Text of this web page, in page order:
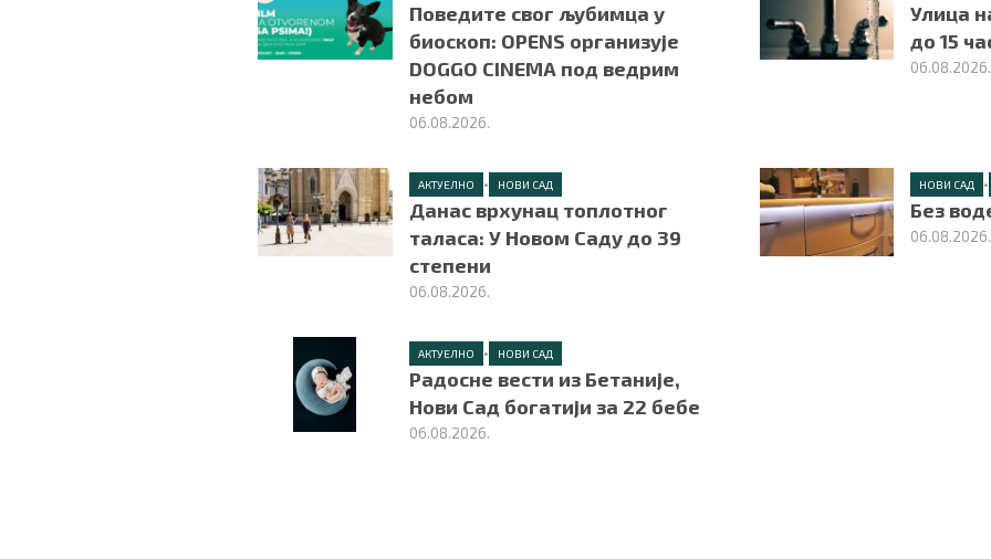
Поведите свог љубимца у
биоскоп: OPENS организује
DOGGO CINEMA под ведрим
небом
06.08.2026.
Улица
до 15
06.08.2026.
АКТУЕЛНО • НОВИ САД
Данас врхунац топлотног
таласа: У Новом Саду до 39
степени
06.08.2026.
НОВИ САД •
Без
06.08.2026.
АКТУЕЛНО • НОВИ САД
Радосне вести из Бетаније,
Нови Сад богатији за 22 бебе
06.08.2026.